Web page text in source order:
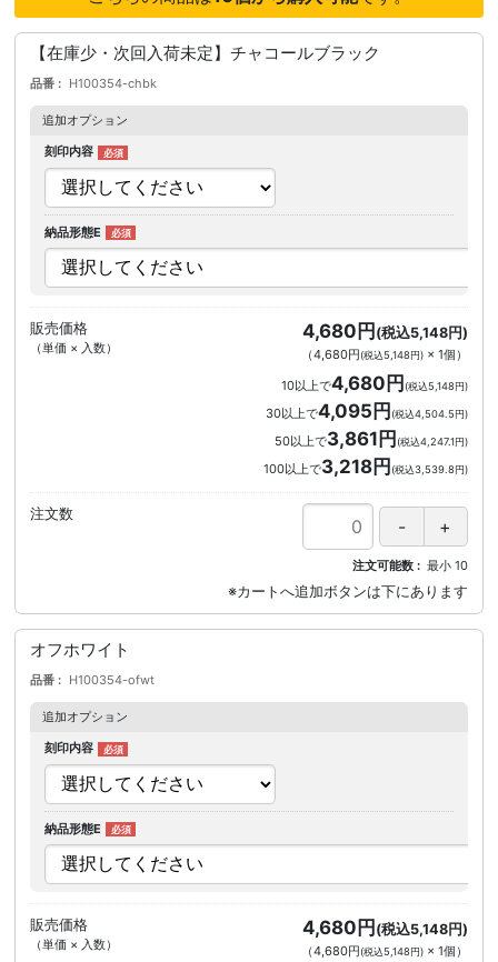
【在庫少・次回入荷未定】チャコールブラック
品番 H100354-chbk
追加オプション
刻印内容
納品形態E
販売価格
（単価 × 入数）
4,680円 (税込5,148円)
（4,680円(税込5,148円)× 1個 ）
10以上で4,680円(税込5,148円)
30以上で4,095円(税込4,504.5円)
50以上で3,861円(税込4,247.1円)
100以上で3,218円(税込3,539.8円)
注文数
注文可能数 最小 10
オフホワイト
品番 H100354-ofwt
追加オプション
刻印内容
納品形態E
販売価格
（単価 × 入数）
4,680円 (税込5,148円)
（4,680円(税込5,148円)× 1個 ）